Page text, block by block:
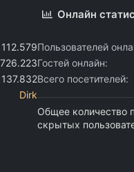
112.579
137.832
Dirk
Онлайн
Пользователей
Гостей онлайн
Всего посетителей
Общее количество
скрытых